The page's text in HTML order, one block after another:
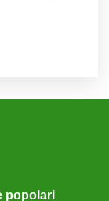
popolari